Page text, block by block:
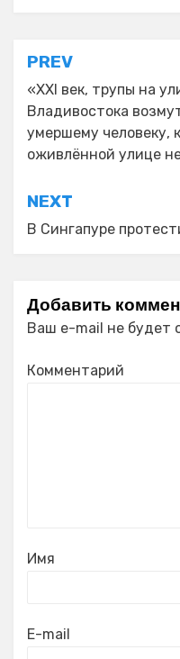
Навигация
по
записям
PREV
«XXI век, трупы на
Владивостока
умершему человеку,
оживлённой улице
NEXT
В Сингапуре
Добавить
Ваш e-mail не будет
Комментарий
Имя
E-mail